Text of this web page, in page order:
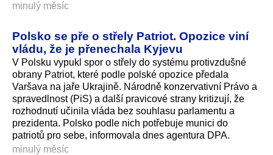
minulý měsíc
Polsko se pře o střely Patriot. Opozice viní
vládu, že je přenechala Kyjevu
V Polsku vypukl spor o střely do systému protivzdušné
obrany Patriot, které podle polské opozice předala
Varšava na jaře Ukrajině. Národně konzervativní Právo a
spravedlnost (PiS) a další pravicové strany kritizují, že
rozhodnutí učinila vláda bez souhlasu parlamentu a
prezidenta. Polsko podle nich potřebuje munici do
patriotů pro sebe, informovala dnes agentura DPA.
minulý měsíc